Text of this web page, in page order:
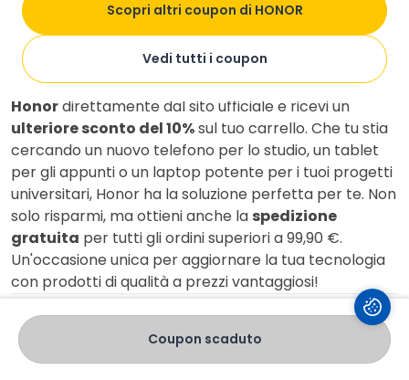
Informazioni
Scopri il mondo della tecnologia avanzata con Honor
e approfitta di un'offerta imperdibile! Acquista
smartphone, tablet, laptop e altri dispositivi
Honordirettamente dal sito ufficiale e ricevi un
ulteriore sconto del 10%sul tuo carrello. Che tu stia
cercando un nuovo telefono per lo studio, un tablet
per gli appunti o un laptop potente per i tuoi progetti
universitari, Honor ha la soluzione perfetta per te. Non
solo risparmi, ma ottieni anche la spedizione
gratuita per tutti gli ordini superiori a 99,90 €.
Un'occasione unica per aggiornare la tua tecnologia
con prodotti di qualità a prezzi vantaggiosi!
Istruzioni di utilizzo
Coupon scaduto
Scopri altri coupon di HONOR
Vedi tutti i coupon